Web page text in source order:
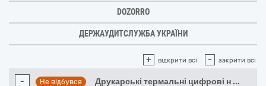
DOZORRO
ДЕРЖАУДИТСЛУЖБА УКРАЇНИ
+ відкрити всі - закрити всі
- Не відбувся Друкарські термальні цифрові н ...